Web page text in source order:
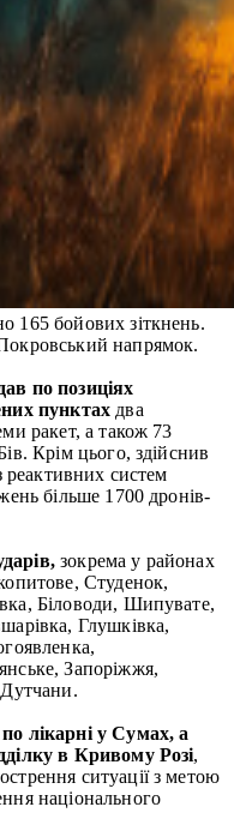
165 бойових зіткнень.
напрямок.
по позиціях
пунктах два
ракет, а також 73
Крім цього, здійснив
реактивних систем
більше 1700 дронів-
зокрема у районах
Студенок,
Біловоди, Шипувате,
Глушківка,
Запоріжжя,
лікарні у Сумах, а
в Кривому Розі,
ситуації з метою
національного